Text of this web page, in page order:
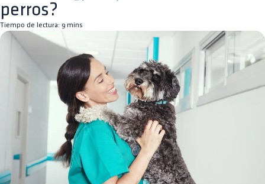
perros?
Tiempo de lectura: 9 mins